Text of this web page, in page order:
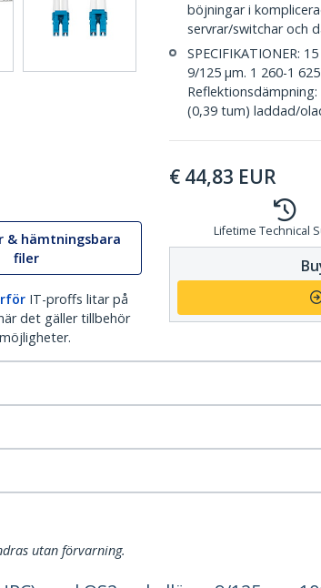
& hämtningsbara
filer
IT-proffs litar på
det gäller tillbehör
böjningar i
servrar/switchar och
SPECIFIKATIONER:
9/125 µm. 1 260-1
(0,39 tum) laddad/
€ 44,83 EUR
Lifetime Technical
utan förvarning.